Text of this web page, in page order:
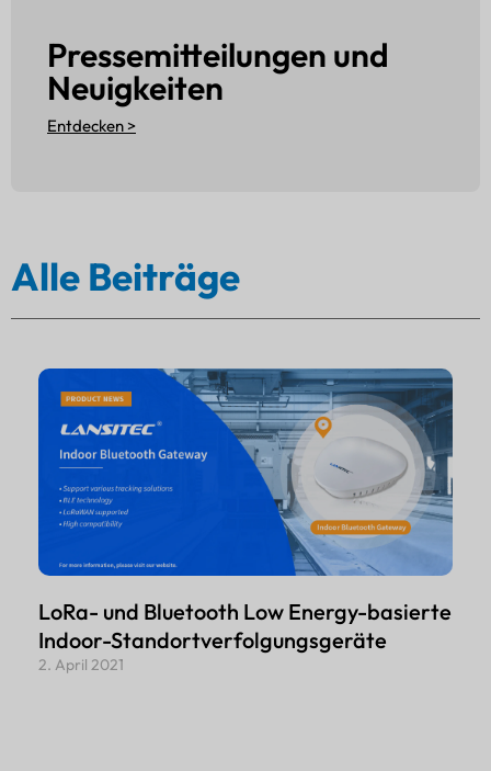
Pressemitteilungen und
Neuigkeiten
Entdecken >
Alle Beiträge
LoRa- und Bluetooth Low Energy-basierte
Indoor-Standortverfolgungsgeräte
2. April 2021